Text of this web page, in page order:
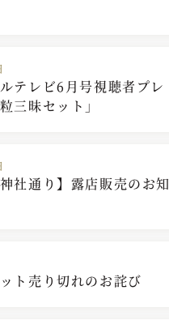
テレビ6月号視聴者プレ
三昧セット」
神社通り】露店販売のお知
ト売り切れのお詫び